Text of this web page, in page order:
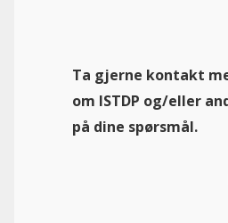
Ta gjerne kontakt
om ISTDP og/eller
på dine spørsmål.